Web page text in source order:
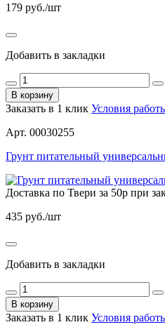
179 руб./шт
Добавить в закладки
В корзину
Заказать в 1 клик Условия
Арт. 00030255
Грунт питательный
Доставка по Твери за 50р при
435 руб./шт
Добавить в закладки
В корзину
Заказать в 1 клик Условия